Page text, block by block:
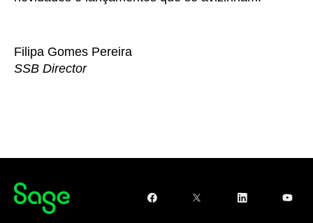
Filipa Gomes Pereira
SSB Director